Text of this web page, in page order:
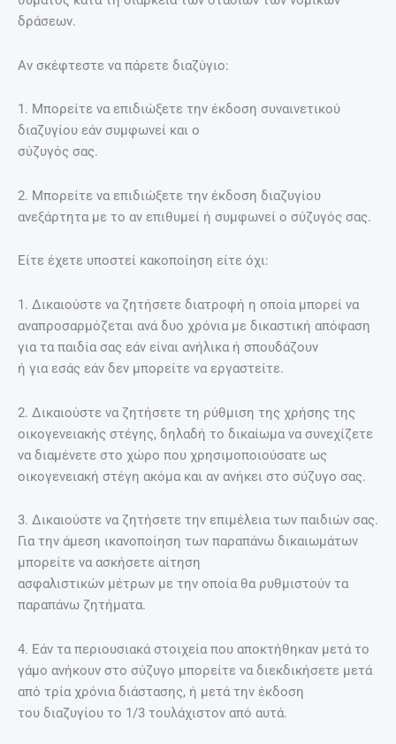
δράσεων.
Αν σκέφτεστε να πάρετε διαζύγιο:
1. Μπορείτε να επιδιώξετε την έκδοση συναινετικού
διαζυγίου εάν συµφωνεί και ο
σύζυγός σας.
2. Μπορείτε να επιδιώξετε την έκδοση διαζυγίου
ανεξάρτητα µε το αν επιθυµεί ή συμφωνεί ο σύζυγός σας.
Είτε έχετε υποστεί κακοποίηση είτε όχι:
1. ∆ικαιούστε να ζητήσετε διατροφή η οποία µπορεί να
αναπροσαρµόζεται ανά δυο χρόνια µε δικαστική απόφαση
για τα παιδία σας εάν είναι ανήλικα ή σπουδάζουν
ή για εσάς εάν δεν µπορείτε να εργαστείτε.
2. ∆ικαιούστε να ζητήσετε τη ρύθµιση της χρήσης της
οικογενειακής στέγης, δηλαδή το δικαίωµα να συνεχίζετε
να διαµένετε στο χώρο που χρησιµοποιούσατε ως
οικογενειακή στέγη ακόµα και αν ανήκει στο σύζυγο σας.
3. ∆ικαιούστε να ζητήσετε την επιµέλεια των παιδιών σας.
Για την άµεση ικανοποίηση των παραπάνω δικαιωµάτων
µπορείτε να ασκήσετε αίτηση
ασφαλιστικών µέτρων µε την οποία θα ρυθµιστούν τα
παραπάνω ζητήµατα.
4. Εάν τα περιουσιακά στοιχεία που αποκτήθηκαν µετά το
γάµο ανήκουν στο σύζυγο µπορείτε να διεκδικήσετε µετά
από τρία χρόνια διάστασης, ή µετά την έκδοση
του διαζυγίου το 1/3 τουλάχιστον από αυτά.